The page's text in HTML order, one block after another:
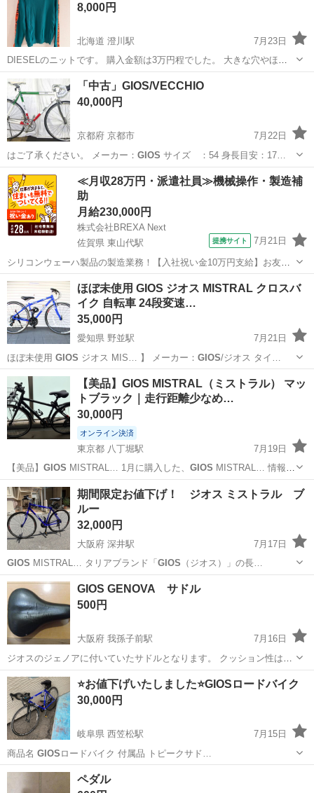
8,000円
北海道 澄川駅
7月23日
DIESELのニットです。 購入金額は3万円程でした。 大きな穴やほつ
れ、目立つ汚れ等は見当たりませんがあくまで中古品としてご容赦く
ださい。 Louis Vuitton ルイ・ヴィトン Hermès エルメス CHAN...
北海道 札幌市 澄川駅 セーター
「中古」GIOS/VECCHIO
40,000円
京都府 京都市
7月22日
はご了承ください。 メーカー： GIOS サイズ ：54 身長目安：17…
京都 京都市 ロードバイク GIOS
≪月収28万円・派遣社員≫機械操作・製造補
助
月給230,000円
株式会社BREXA Next
佐賀県 東山代駅
提携サイト 7月21日
シリコンウェーハ製品の製造業務！【入社祝い金10万円支給】お友達
やカップルとの応募OK◎年間休日129日＆休出なしでプライベート充
実♪業務はクリーンルームで快適作業◎自社正社員登用制度あり★1食
300円～の格安食堂あり！《佐...
佐賀 伊万里市 東山代駅
ほぼ未使用 GIOS ジオス MISTRAL クロスバ
イク 自転車 24段変速…
35,000円
愛知県 野並駅
7月21日
ほぼ未使用 GIOS ジオス MIS… 】 メーカー： GIOS/ジオス タイ…
愛知 名古屋市 野並駅
【美品】GIOS MISTRAL（ミストラル） マッ
トブラック｜走行距離少なめ…
30,000円
オンライン決済
東京都 八丁堀駅
7月19日
【美品】 GIOS MISTRAL… 1月に購入した、 GIOS MISTRAL… 情報】
・車種：GIOSMISTRAL…
東京 中央区 八丁堀駅 クロスバイク
期間限定お値下げ！ ジオス ミストラル ブ
ルー
32,000円
大阪府 深井駅
7月17日
GIOS MISTRAL… タリアブランド「 GIOS （ジオス）」の長…
大阪 堺市 クロスバイク
GIOS GENOVA サドル
500円
大阪府 我孫子前駅
7月16日
ジオスのジェノアに付いていたサドルとなります。 クッション性はま
だ保持されているため、子供の練習用にいかがでしょうか？ 大人のク
ロスバイクやロードバイクのサドルにも取り付け可能です。
大阪 大阪市 我孫子前駅 自転車
⭐️お値下げいたしました⭐️GIOSロードバイク
30,000円
岐阜県 西笠松駅
7月15日
商品名 GIOS ロードバイク 付属品 トピークサド…
岐阜 岐阜市 西笠松駅
ペダル